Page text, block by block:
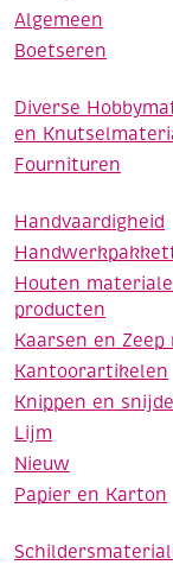
Algemeen
Boetseren
Diverse
en
Fournituren
Handvaardigheid
Houten
producten
Kaarsen en Zeep
Kantoorartikelen
Knippen en
Lijm
Nieuw
Papier en Karton